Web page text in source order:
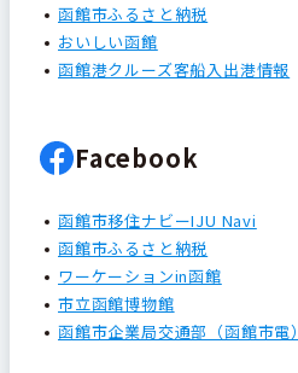
函館市ふるさと納税
おいしい函館
函館港クルーズ客船入出港情報
Facebook
函館市移住ナビーIJU Navi
函館市ふるさと納税
ワーケーションin函館
市立函館博物館
函館市企業局交通部（函館市電）